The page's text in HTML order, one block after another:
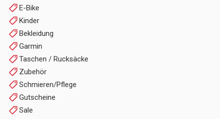
E-Bike
Kinder
Bekleidung
Garmin
Taschen / Rucksäcke
Zubehör
Schmieren/Pflege
Gutscheine
Sale